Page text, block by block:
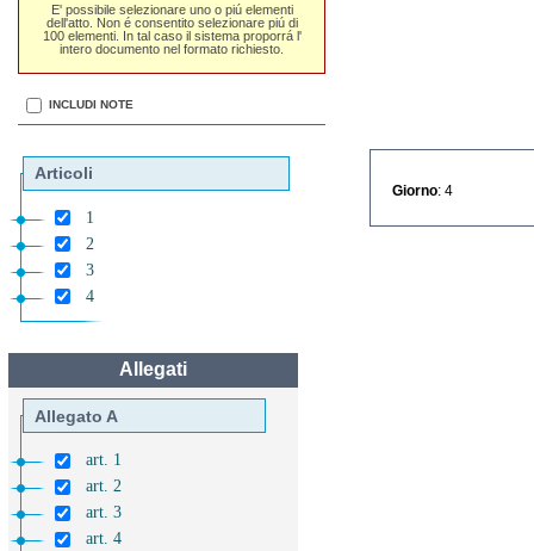
E' possibile selezionare uno o piú elementi
dell'atto. Non é consentito selezionare piú di
100 elementi. In tal caso il sistema proporrá l'
intero documento nel formato richiesto.
INCLUDI NOTE
Articoli
1
2
3
4
Allegati
Allegato A
art. 1
art. 2
art. 3
art. 4
Giorno : 4